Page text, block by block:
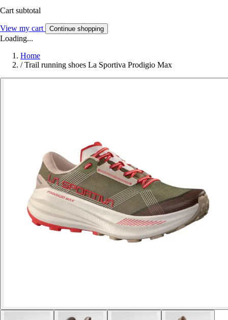
Cart subtotal
View my cart Continue shopping
Loading...
Home
/ Trail running shoes La Sportiva Prodigio Max